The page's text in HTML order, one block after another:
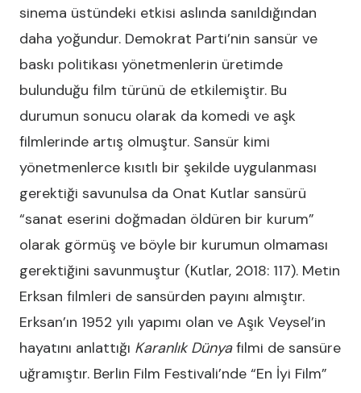
sinema üstündeki etkisi aslında sanıldığından
daha yoğundur. Demokrat Parti’nin sansür ve
baskı politikası yönetmenlerin üretimde
bulunduğu film türünü de etkilemiştir. Bu
durumun sonucu olarak da komedi ve aşk
filmlerinde artış olmuştur. Sansür kimi
yönetmenlerce kısıtlı bir şekilde uygulanması
gerektiği savunulsa da Onat Kutlar sansürü
“sanat eserini doğmadan öldüren bir kurum”
olarak görmüş ve böyle bir kurumun olmaması
gerektiğini savunmuştur (Kutlar, 2018: 117). Metin
Erksan filmleri de sansürden payını almıştır.
Erksan’ın 1952 yılı yapımı olan ve Aşık Veysel’in
hayatını anlattığı Karanlık Dünyafilmi de sansüre
uğramıştır. Berlin Film Festivali’nde “En İyi Film”